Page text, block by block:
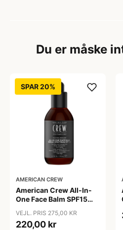
Du er måske
SPAR 20%
AMERICAN CREW
American Crew All-In-
One Face Balm SPF15
VEJL. PRIS 275,00 KR
220,00 kr